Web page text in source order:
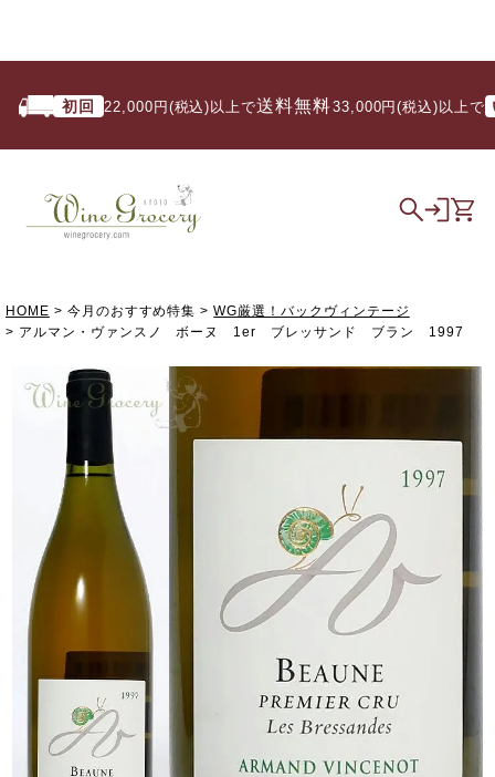
初回 22,000円(税込)以上で 送料無料/ 33,000円(税込)以上で い
HOME 今月のおすすめ特集
WG厳選！バックヴィンテージ
アルマン・ヴァンスノ ボーヌ 1er ブレッサンド ブラン 1997